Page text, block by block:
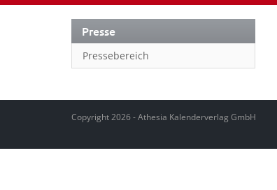
Presse
Pressebereich
Copyright 2026 - Athesia Kalenderverlag GmbH